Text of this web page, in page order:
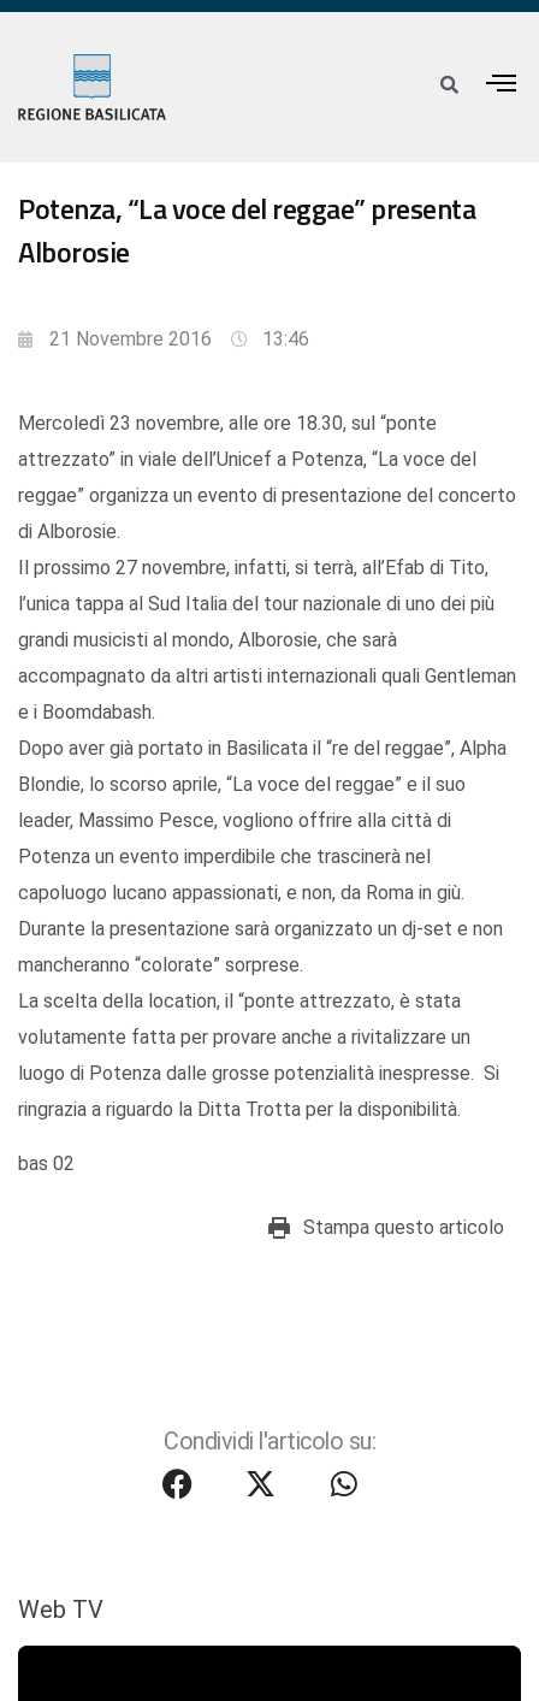
Potenza, “La voce del reggae” presenta
Alborosie
21 Novembre 2016 13:46
Mercoledì 23 novembre, alle ore 18.30, sul “ponte
attrezzato” in viale dell’Unicef a Potenza, “La voce del
reggae” organizza un evento di presentazione del concerto
di Alborosie.
Il prossimo 27 novembre, infatti, si terrà, all’Efab di Tito,
l’unica tappa al Sud Italia del tour nazionale di uno dei più
grandi musicisti al mondo, Alborosie, che sarà
accompagnato da altri artisti internazionali quali Gentleman
e i Boomdabash.
Dopo aver già portato in Basilicata il “re del reggae”, Alpha
Blondie, lo scorso aprile, “La voce del reggae” e il suo
leader, Massimo Pesce, vogliono offrire alla città di
Potenza un evento imperdibile che trascinerà nel
capoluogo lucano appassionati, e non, da Roma in giù.
Durante la presentazione sarà organizzato un dj-set e non
mancheranno “colorate” sorprese.
La scelta della location, il “ponte attrezzato, è stata
volutamente fatta per provare anche a rivitalizzare un
luogo di Potenza dalle grosse potenzialità inespresse. Si
ringrazia a riguardo la Ditta Trotta per la disponibilità.
bas 02
Stampa questo articolo
Condividi l'articolo su:
Web TV